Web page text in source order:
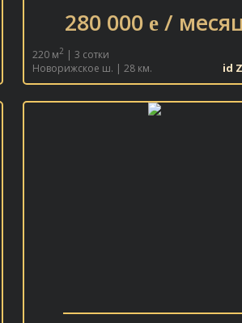
280 000 e/
220 м2 | 3 сотки
Новорижское ш. | 28 км.
id
В ИЗБРАННОЕ